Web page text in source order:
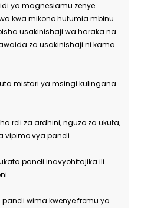
ya magnesiamu zenye
kwa mikono hutumia mbinu
usakinishaji wa haraka na
za usakinishaji ni kama
mistari ya msingi kulingana
reli za ardhini, nguzo za ukuta,
vipimo vya paneli.
paneli inavyohitajika ili
paneli wima kwenye fremu ya